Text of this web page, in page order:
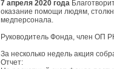
7 апреля 2020 года
оказание помощи людям,
медперсонала.
Руководитель Фонда, член ОП
За несколько недель акция
Отчет: